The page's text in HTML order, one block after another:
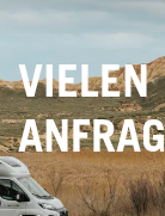
VIELEN